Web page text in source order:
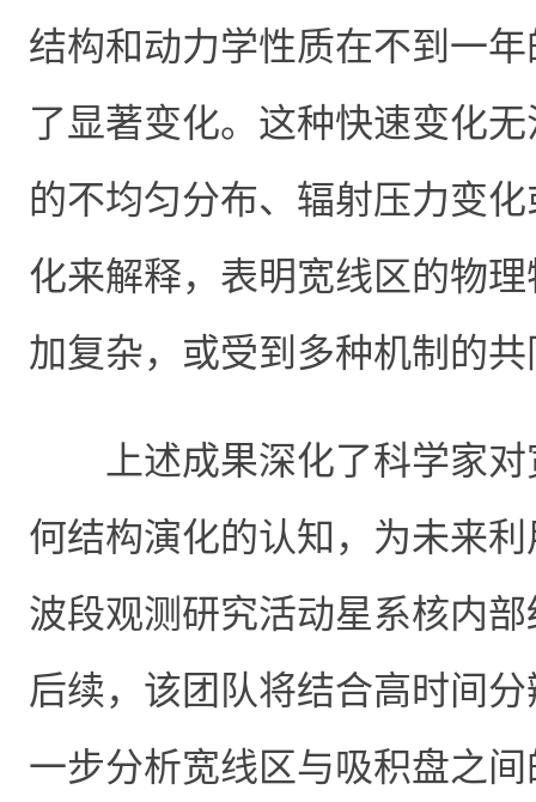
结构和动力学性质在不到一
了显著变化。这种快速变化
的不均匀分布、辐射压力变
化来解释，表明宽线区的物
加复杂，或受到多种机制的
上述成果深化了科学家
何结构演化的认知，为未来
波段观测研究活动星系核内
后续，该团队将结合高时间
一步分析宽线区与吸积盘之